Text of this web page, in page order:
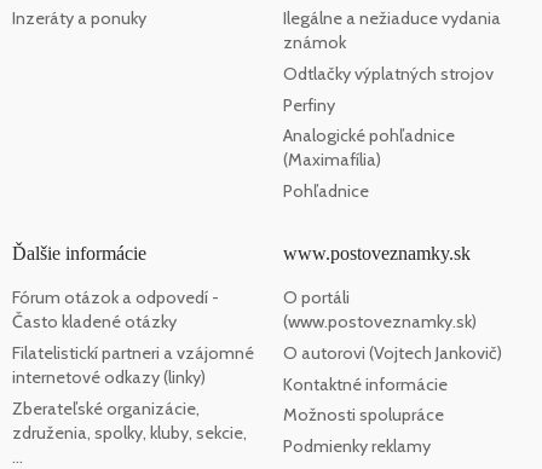
Inzeráty a ponuky
Ilegálne a nežiaduce vydania
známok
Odtlačky výplatných strojov
Perfiny
Analogické pohľadnice
(Maximafília)
Pohľadnice
Ďalšie informácie
Fórum otázok a odpovedí -
Často kladené otázky
Filatelistickí partneri a vzájomné
internetové odkazy (linky)
Zberateľské organizácie,
združenia, spolky, kluby, sekcie,
...
www.postoveznamky.sk
O portáli
(www.postoveznamky.sk)
O autorovi (Vojtech Jankovič)
Kontaktné informácie
Možnosti spolupráce
Podmienky reklamy